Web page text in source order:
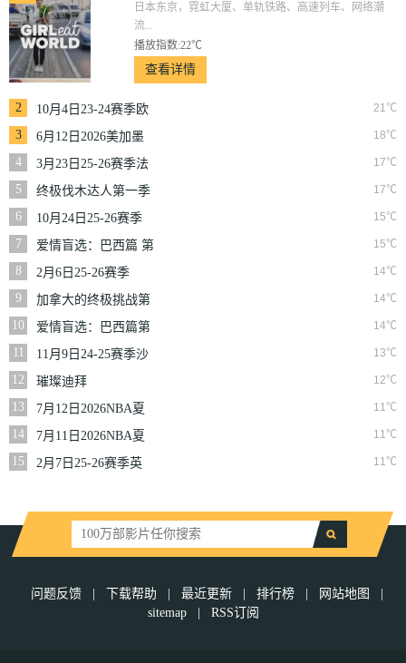
利
日本东京，霓虹大厦、单轨铁路、高速列车、网络潮
流...
播放指数:22℃
查看详情
2 21℃
10月4日23-24赛季欧
冠小组赛第2轮那不
勒斯VS皇家马德里
3 18℃
6月12日2026美加墨
世界杯小组赛韩国VS
捷克
4 17℃
3月23日25-26赛季法
甲第27轮雷恩VS梅斯
5 17℃
终极伐木达人第一季
6
15℃
10月24日25-26赛季
NBA常规赛掘金VS
勇士
7 15℃
爱情盲选：巴西篇 第
二季
8 14℃
2月6日25-26赛季
NBA常规赛篮网VS
魔术
9 14℃
加拿大的终极挑战第
一季
10 14℃
爱情盲选：巴西篇第
二季
11 13℃
11月9日24-25赛季沙
联第10轮利雅得体育
VS利雅得胜利
12 12℃
璀璨迪拜
13
11℃
7月12日2026NBA夏
季联赛尼克斯VS马刺
14 11℃
7月11日2026NBA夏
季联赛公牛VS灰熊
15 11℃
2月7日25-26赛季英
问题反馈 下载帮助 最近更新 排行榜 网站地图
sitemap
RSS订阅